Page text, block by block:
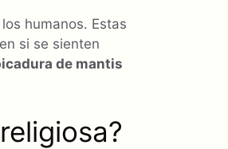
humanos. Estas
si se sienten
de mantis